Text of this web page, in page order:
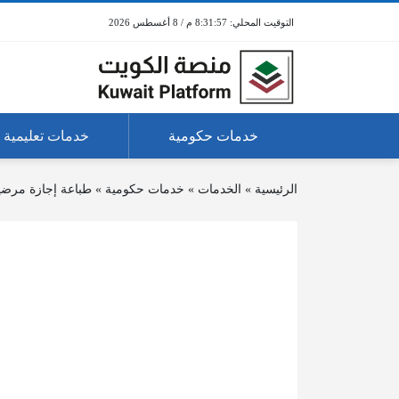
8:31:57 م / 8 أغسطس 2026
خدمات حكومية خدمات تعليمية
الرئيسية » الخدمات » خدمات حكومية »طباعة إجازة